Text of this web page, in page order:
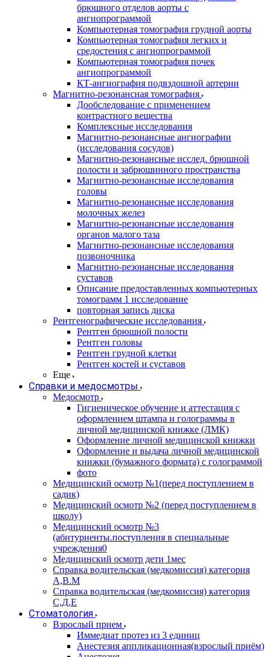
брюшного отделов аорты с
ангиопрограммой
Компьютерная томография грудной аорты
Компьютерная томография легких и
средостения с ангиопрограммой
Компьютерная томография почек
ангиопрограммой
КТ-ангиография подвздошной артерии
Магнитно-резонансная томография
Дообследование с применением
контрастного вещества
Комплексные исследования
Магнитно-резонансные ангиографии
(исследования сосудов)
Магнитно-резонансные исслед. брюшной
полости и забрюшинного пространства
Магнитно-резонансные исследования
головы
Магнитно-резонансные исследования
молочных желез
Магнитно-резонансные исследования
органов малого таза
Магнитно-резонансные исследования
позвоночника
Магнитно-резонансные исследования
суставов
Описание предоставленных компьютерных
томограмм 1 исследование
повторная запись диска
Рентгенографические исследования
Рентген брюшной полости
Рентген головы
Рентген грудной клетки
Рентген костей и суставов
Еще
Справки и медосмотры
Медосмотр
Гигиеническое обучение и аттестация с
оформлением штампа и голограммы в
личной медицинской книжке (ЛМК)
Оформление личной медицинской книжки
Оформление и выдача личной медицинской
книжки (бумажного формата) с голограммой
фото
Медицинский осмотр №1(перед поступлением в
садик)
Медицинский осмотр №2 (перед поступлением в
школу)
Медицинский осмотр №3
(абитуриенты.поступления в специальные
учреждения0
Медицинский осмотр дети 1мес
Справка водительская (медкомиссия) категория
А,В.М
Справка водительская (медкомиссия) категория
С,Д,Е
Стоматология
Взрослый прием
Иммедиат протез из 3 единиц
Анестезия аппликационная(взрослый приём)